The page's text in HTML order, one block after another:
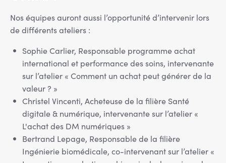
Nos équipes auront aussi l’opportunité d’intervenir lors
de différents ateliers :
Sophie Carlier, Responsable programme achat
international et performance des soins, intervenante
sur l’atelier « Comment un achat peut générer de la
valeur ? »
Christel Vincenti, Acheteuse de la filière Santé
digitale & numérique, intervenante sur l’atelier «
L'achat des DM numériques »
Bertrand Lepage, Responsable de la filière
Ingénierie biomédicale, co-intervenant sur l’atelier «